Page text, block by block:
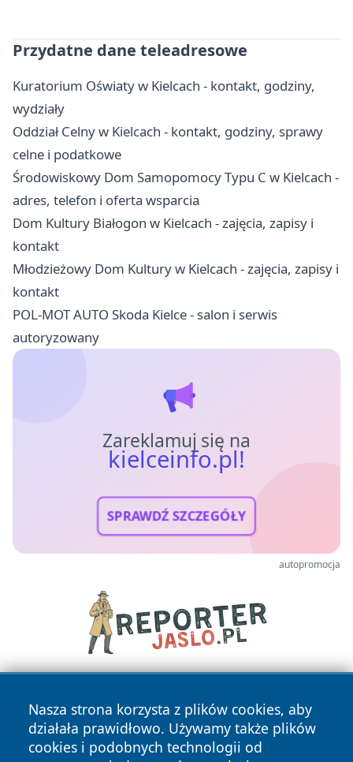
Przydatne dane teleadresowe
Kuratorium Oświaty w Kielcach - kontakt, godziny,
wydziały
Oddział Celny w Kielcach - kontakt, godziny, sprawy
celne i podatkowe
Środowiskowy Dom Samopomocy Typu C w Kielcach -
adres, telefon i oferta wsparcia
Dom Kultury Białogon w Kielcach - zajęcia, zapisy i
kontakt
Młodzieżowy Dom Kultury w Kielcach - zajęcia, zapisy i
kontakt
POL-MOT AUTO Skoda Kielce - salon i serwis
autoryzowany
Zareklamuj się na
kielceinfo.pl!
SPRAWDŹ SZCZEGÓŁY
autopromocja
Nasza strona korzysta z plików cookies, aby
działała prawidłowo. Używamy także plików
cookies i podobnych technologii od